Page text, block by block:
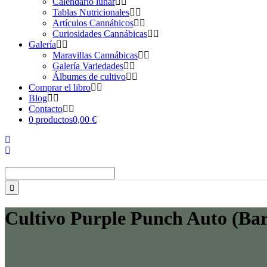
Tablas Nutricionales
Artículos Cannábicos
Curiosidades Cannábicas
Galería
Maravillas Cannábicas
Galería Variedades
Álbumes de cultivo
Comprar el libro
Blog
Contacto
0 productos0,00 €
Cultivo Purple Punch Auto